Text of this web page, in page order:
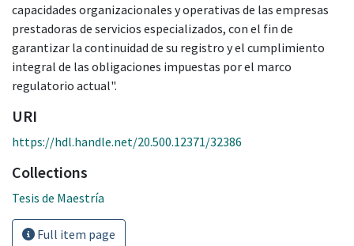
capacidades organizacionales y operativas de las empresas
prestadoras de servicios especializados, con el fin de
garantizar la continuidad de su registro y el cumplimiento
integral de las obligaciones impuestas por el marco
regulatorio actual".
URI
https://hdl.handle.net/20.500.12371/32386
Collections
Tesis de Maestría
Full item page